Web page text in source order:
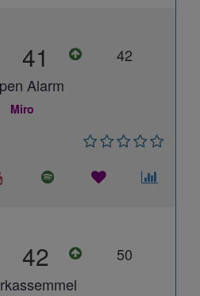
41
42
Alarm
Miro
42
50